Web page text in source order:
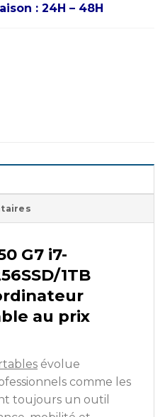
: 24H – 48H
G7 i7-
1TB
au prix
évolue
comme les
toujours un outil